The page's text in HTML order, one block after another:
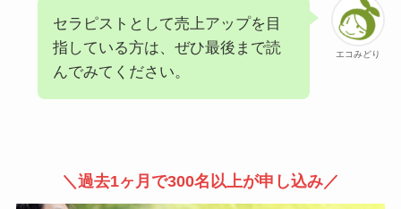
エコみどり
セラピストとして売上アップを目
指している方は、ぜひ最後まで読
んでみてください。
＼過去1ヶ月で300名以上が申し込み／